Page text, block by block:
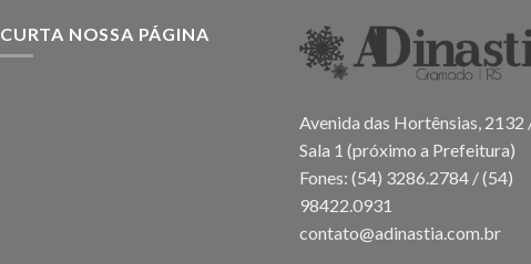
CURTA NOSSA PÁGINA
Avenida das Hortênsias, 2132
Sala 1 (próximo a Prefeitura)
Fones: (54) 3286.2784 / (54)
98422.0931
contato@adinastia.com.br